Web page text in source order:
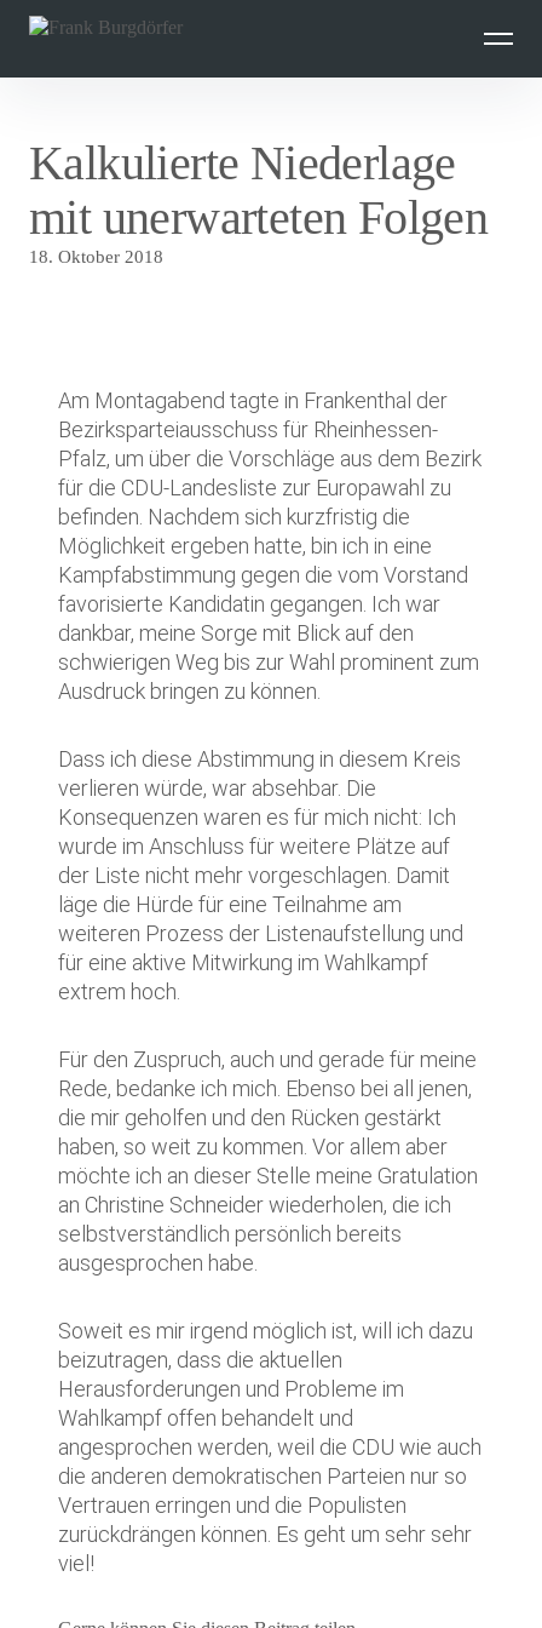
überspringen
Kalkulierte Niederlage
mit unerwarteten Folgen
18. Oktober 2018
Am Montagabend tagte in Frankenthal der
Bezirksparteiausschuss für Rheinhessen-
Pfalz, um über die Vorschläge aus dem Bezirk
für die CDU-Landesliste zur Europawahl zu
befinden. Nachdem sich kurzfristig die
Möglichkeit ergeben hatte, bin ich in eine
Kampfabstimmung gegen die vom Vorstand
favorisierte Kandidatin gegangen. Ich war
dankbar, meine Sorge mit Blick auf den
schwierigen Weg bis zur Wahl prominent zum
Ausdruck bringen zu können.
Dass ich diese Abstimmung in diesem Kreis
verlieren würde, war absehbar. Die
Konsequenzen waren es für mich nicht: Ich
wurde im Anschluss für weitere Plätze auf
der Liste nicht mehr vorgeschlagen. Damit
läge die Hürde für eine Teilnahme am
weiteren Prozess der Listenaufstellung und
für eine aktive Mitwirkung im Wahlkampf
extrem hoch.
Für den Zuspruch, auch und gerade für meine
Rede, bedanke ich mich. Ebenso bei all jenen,
die mir geholfen und den Rücken gestärkt
haben, so weit zu kommen. Vor allem aber
möchte ich an dieser Stelle meine Gratulation
an Christine Schneider wiederholen, die ich
selbstverständlich persönlich bereits
ausgesprochen habe.
Soweit es mir irgend möglich ist, will ich dazu
beizutragen, dass die aktuellen
Herausforderungen und Probleme im
Wahlkampf offen behandelt und
angesprochen werden, weil die CDU wie auch
die anderen demokratischen Parteien nur so
Vertrauen erringen und die Populisten
zurückdrängen können. Es geht um sehr sehr
viel!